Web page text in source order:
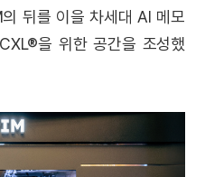
뒤를 이을 차세대 AI 메모
을 위한 공간을 조성했